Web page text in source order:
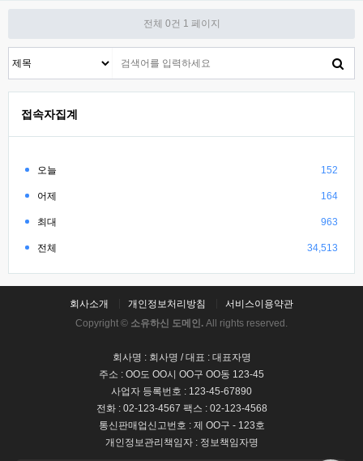
전체 0건 1 페이지
접속자집계
오늘 152
어제 164
최대 963
전체 34,513
회사소개 개인정보처리방침
서비스이용약관
Copyright © 소유하신 도메인. All rights reserved.
회사명 : 회사명 / 대표 : 대표자명
주소 : OO도 OO시 OO구 OO동 123-45
사업자 등록번호 : 123-45-67890
전화 : 02-123-4567 팩스 : 02-123-4568
통신판매업신고번호 : 제 OO구 - 123호
개인정보관리책임자 : 정보책임자명